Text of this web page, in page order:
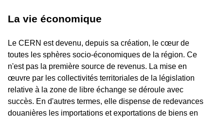
La vie économique
Le CERN est devenu, depuis sa création, le cœur de
toutes les sphères socio-économiques de la région. Ce
n'est pas la première source de revenus. La mise en
œuvre par les collectivités territoriales de la législation
relative à la zone de libre échange se déroule avec
succès. En d'autres termes, elle dispense de redevances
douanières les importations et exportations de biens en